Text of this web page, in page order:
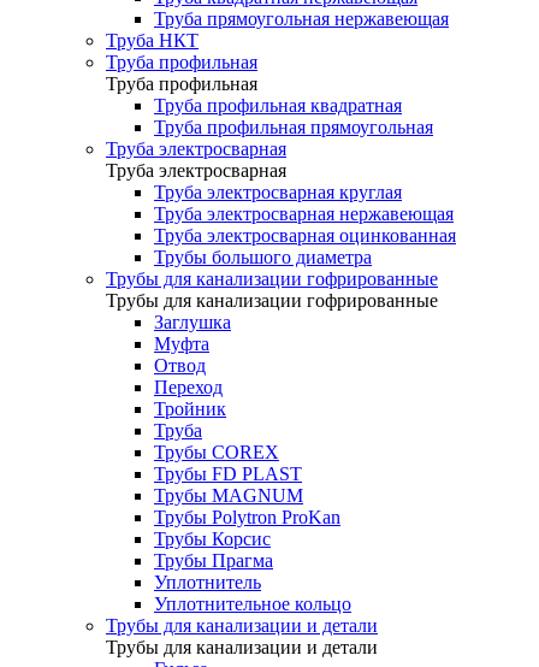
Труба прямоугольная нержавеющая
Труба НКТ
Труба профильная
Труба профильная
Труба профильная квадратная
Труба профильная прямоугольная
Труба электросварная
Труба электросварная
Труба электросварная круглая
Труба электросварная нержавеющая
Труба электросварная оцинкованная
Трубы большого диаметра
Трубы для канализации гофрированные
Трубы для канализации гофрированные
Заглушка
Муфта
Отвод
Переход
Тройник
Труба
Трубы COREX
Трубы FD PLAST
Трубы MAGNUM
Трубы Polytron ProKan
Трубы Корсис
Трубы Прагма
Уплотнитель
Уплотнительное кольцо
Трубы для канализации и детали
Трубы для канализации и детали